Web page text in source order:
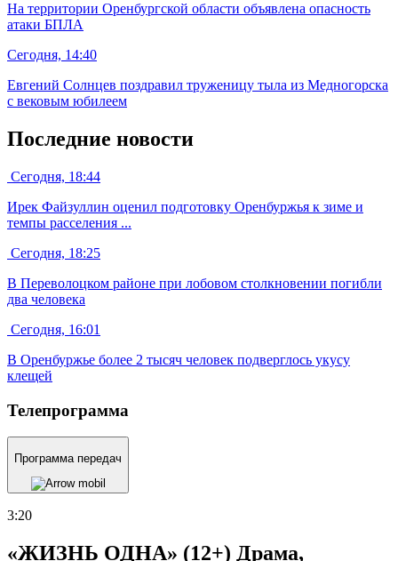
На территории Оренбургской области объявлена опасность
атаки БПЛА
Сегодня, 14:40
Евгений Солнцев поздравил труженицу тыла из Медногорска
с вековым юбилеем
Последние новости
Сегодня, 18:44
Ирек Файзуллин оценил подготовку Оренбуржья к зиме и
темпы расселения ...
Сегодня, 18:25
В Переволоцком районе при лобовом столкновении погибли
два человека
Сегодня, 16:01
В Оренбуржье более 2 тысяч человек подверглось укусу
клещей
Телепрограмма
Программа передач
3:20
«ЖИЗНЬ ОДНА» (12+) Драма,